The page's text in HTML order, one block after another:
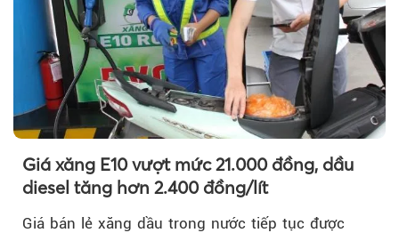
Giá xăng E10 vượt mức 21.000 đồng, dầu
diesel tăng hơn 2.400 đồng/lít
Giá bán lẻ xăng dầu trong nước tiếp tục được